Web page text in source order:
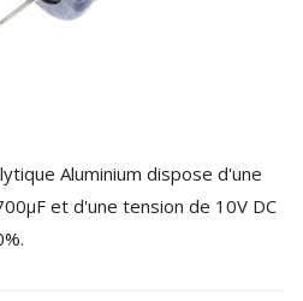
Aluminium dispose d'une
et d'une tension de 10V DC